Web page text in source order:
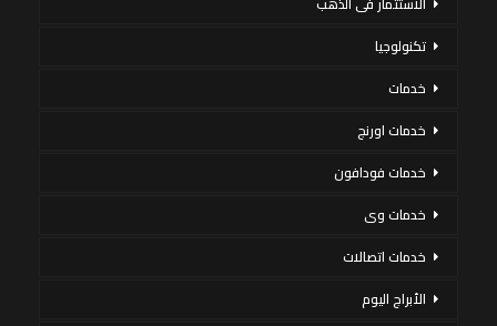
تكنولوجيا
خدمات
خدمات اورنج
خدمات فودافون
خدمات وى
خدمات اتصالات
الأبراج اليوم